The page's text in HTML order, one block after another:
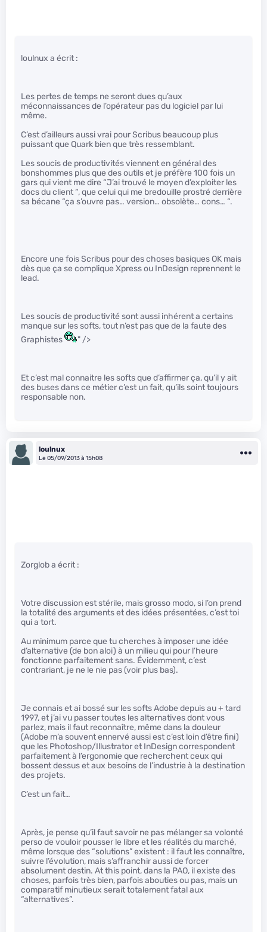
loulnux a écrit :
Les pertes de temps ne seront dues qu’aux
méconnaissances de l’opérateur pas du logiciel par lui
même.
C’est d’ailleurs aussi vrai pour Scribus beaucoup plus
puissant que Quark bien que très ressemblant.
Les soucis de productivités viennent en général des
bonshommes plus que des outils et je préfère 100 fois un
gars qui vient me dire “J’ai trouvé le moyen d’exploiter les
docs du client “, que celui qui me bredouille prostré derrière
sa bécane “ça s’ouvre pas… version… obsolète… cons… “.
Encore une fois Scribus pour des choses basiques OK mais
dès que ça se complique Xpress ou InDesign reprennent le
lead.
Les soucis de productivité sont aussi inhérent a certains
manque sur les softs, tout n’est pas que de la faute des
Graphistes
" />
Et c’est mal connaitre les softs que d’affirmer ça, qu’il y ait
des buses dans ce métier c’est un fait, qu’ils soint toujours
responsable non.
loulnux
Le 05/09/2013 à 15h08
Zorglob a écrit :
Votre discussion est stérile, mais grosso modo, si l’on prend
la totalité des arguments et des idées présentées, c’est toi
qui a tort.
Au minimum parce que tu cherches à imposer une idée
d’alternative (de bon aloi) à un milieu qui pour l’heure
fonctionne parfaitement sans. Évidemment, c’est
contrariant, je ne le nie pas (voir plus bas).
Je connais et ai bossé sur les softs Adobe depuis au + tard
1997, et j’ai vu passer toutes les alternatives dont vous
parlez, mais il faut reconnaître, même dans la douleur
(Adobe m’a souvent ennervé aussi est c’est loin d’être fini)
que les Photoshop/Illustrator et InDesign correspondent
parfaitement à l’ergonomie que recherchent ceux qui
bossent dessus et aux besoins de l’industrie à la destination
des projets.
C’est un fait…
Après, je pense qu’il faut savoir ne pas mélanger sa volonté
perso de vouloir pousser le libre et les réalités du marché,
même lorsque des “solutions” existent : il faut les connaître,
suivre l’évolution, mais s’affranchir aussi de forcer
absolument destin. At this point, dans la PAO, il existe des
choses, parfois très bien, parfois abouties ou pas, mais un
comparatif minutieux serait totalement fatal aux
“alternatives”.